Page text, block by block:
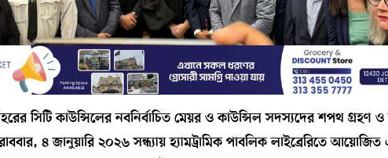
সিটি কাউন্সিলের নবনির্বাচিত মেয়র ও কাউন্সিল সদস্যদের শপথ গ্রহণ
৪ জানুয়ারি ২০২৬ সন্ধ্যায় হ্যামট্রামিক পাবলিক লাইব্রেরিতে আয়োজিত